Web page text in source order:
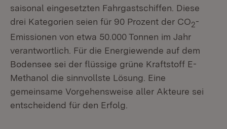
saisonal eingesetzten Fahrgastschiffen. Diese
drei Kategorien seien für 90 Prozent der CO2-
Emissionen von etwa 50.000 Tonnen im Jahr
verantwortlich. Für die Energiewende auf dem
Bodensee sei der flüssige grüne Kraftstoff E-
Methanol die sinnvollste Lösung. Eine
gemeinsame Vorgehensweise aller Akteure sei
entscheidend für den Erfolg.